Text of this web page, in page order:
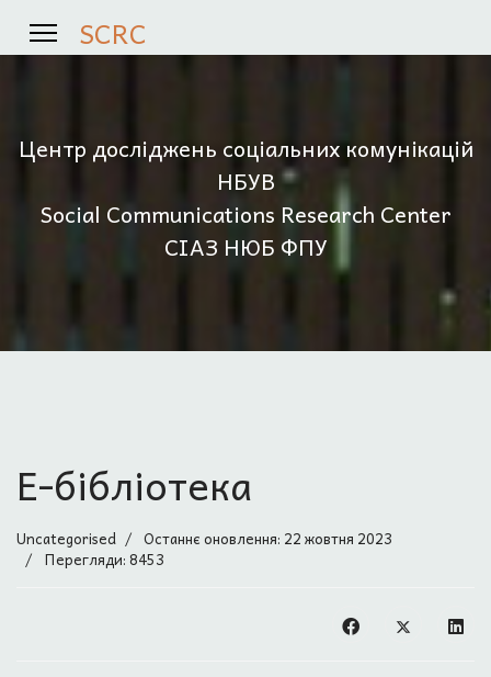
SCRC
Центр досліджень соціальних комунікацій
НБУВ
Social Communications Research Center
СІАЗ НЮБ ФПУ
Е-бібліотека
Uncategorised
Останнє оновлення: 22 жовтня 2023
Перегляди: 8453